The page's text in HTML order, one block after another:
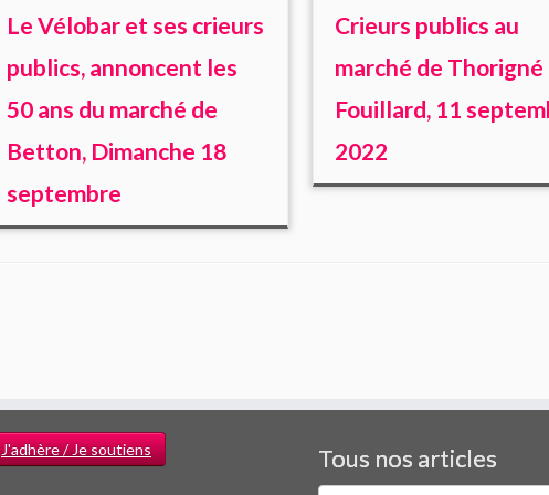
Le Vélobar et ses crieurs
publics, annoncent les
50 ans du marché de
Betton, Dimanche 18
septembre
Crieurs publics au
marché de Thorigné
Fouillard, 11
2022
J'adhère / Je soutiens Tous nos articles